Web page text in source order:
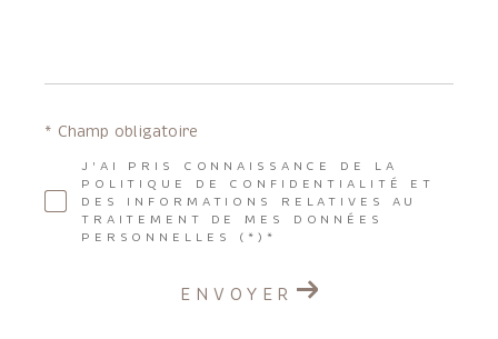
J'AI PRIS CONNAISSANCE DE LA
POLITIQUE DE CONFIDENTIALITÉ ET
DES INFORMATIONS RELATIVES AU
TRAITEMENT DE MES DONNÉES
PERSONNELLES (*)*
* Champ obligatoire
ENVOYER